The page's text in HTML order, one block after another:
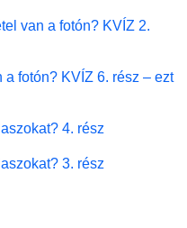
van a fotón? KVÍZ 2.
fotón? KVÍZ 6. rész – ezt
4. rész
3. rész